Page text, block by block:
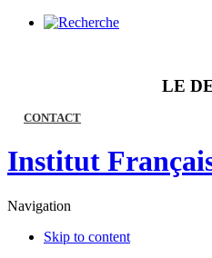
LE
CONTACT
Institut
Navigation
Skip to content